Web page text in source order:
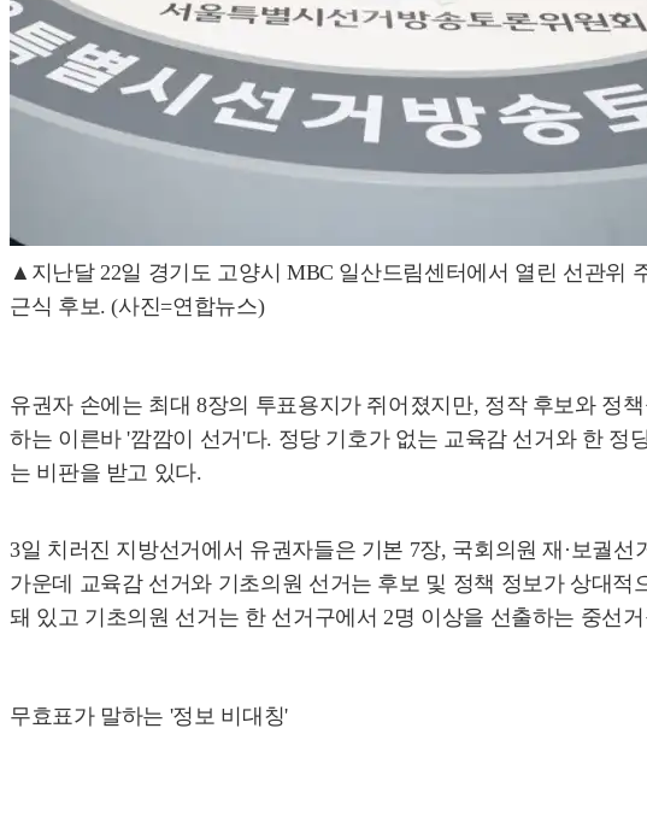
▲지난달 22일 경기도 고양시 MBC 일산드림센터에서 열린 선관위
근식 후보. (사진=연합뉴스)
유권자 손에는 최대 8장의 투표용지가 쥐어졌지만, 정작 후보와 정
하는 이른바 '깜깜이 선거'다. 정당 기호가 없는 교육감 선거와 한
는 비판을 받고 있다.
3일 치러진 지방선거에서 유권자들은 기본 7장, 국회의원 재·보궐
가운데 교육감 선거와 기초의원 선거는 후보 및 정책 정보가 상대
돼 있고 기초의원 선거는 한 선거구에서 2명 이상을 선출하는 중선
무효표가 말하는 '정보 비대칭'